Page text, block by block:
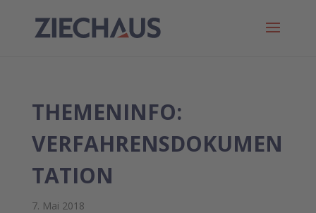
THEMENINFO:
VERFAHRENSDOKUMEN
TATION
7. Mai 2018